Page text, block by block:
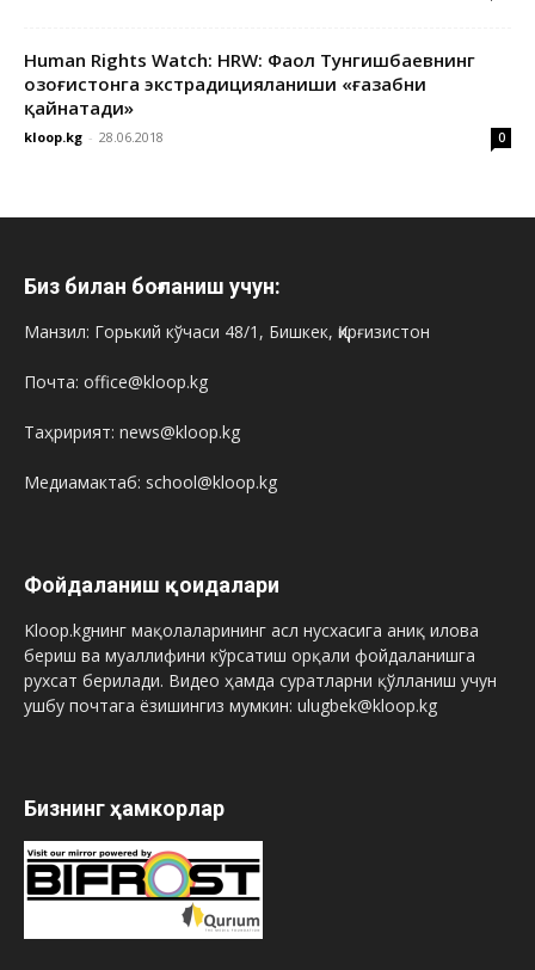
Human Rights Watch: HRW: Фаол Тунгишбаевнинг
Қозоғистонга экстрадицияланиши «ғазабни
қайнатади»
kloop.kg - 28.06.2018 0
Биз билан боғланиш учун:
Манзил: Горький кўчаси 48/1, Бишкек, Қирғизистон
Почта: office@kloop.kg
Таҳририят: news@kloop.kg
Медиамактаб: school@kloop.kg
Фойдаланиш қоидалари
Kloop.kgнинг мақолаларининг асл нусхасига аниқ илова
бериш ва муаллифини кўрсатиш орқали фойдаланишга
рухсат берилади. Видео ҳамда суратларни қўлланиш учун
ушбу почтага ёзишингиз мумкин: ulugbek@kloop.kg
Бизнинг ҳамкорлар